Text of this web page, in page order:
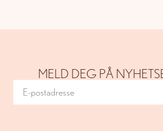
MELD DEG PÅ